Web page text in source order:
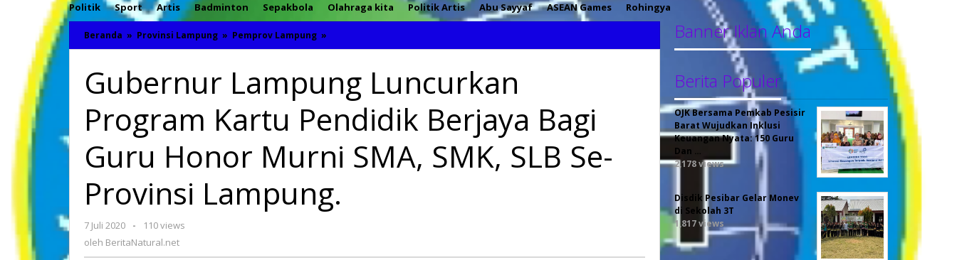
Politik Sport Artis Badminton Sepakbola Olahraga kita Politik Artis Abu Sayyaf ASEAN Games Rohingya
Beranda » Provinsi Lampung » Pemprov Lampung »
Lampung
Kartu
Pendidik
Berjaya
Bagi
Honor
Murni
SMK,
SLB
Se-
Gubernur Lampung Luncurkan
Program Kartu Pendidik Berjaya Bagi
Guru Honor Murni SMA, SMK, SLB Se-
Provinsi Lampung.
7 Juli 2020
oleh
BeritaNatural.net
-
110 views
oleh BeritaNatural.net
Banner Iklan Anda
Berita Populer
OJK Bersama Pemkab Pesisir
Barat Wujudkan Inklusi
Keuangan Nyata: 150 Guru
Dan …
2,178 views
Disdik Pesibar Gelar Monev
di Sekolah 3T
1,817 views